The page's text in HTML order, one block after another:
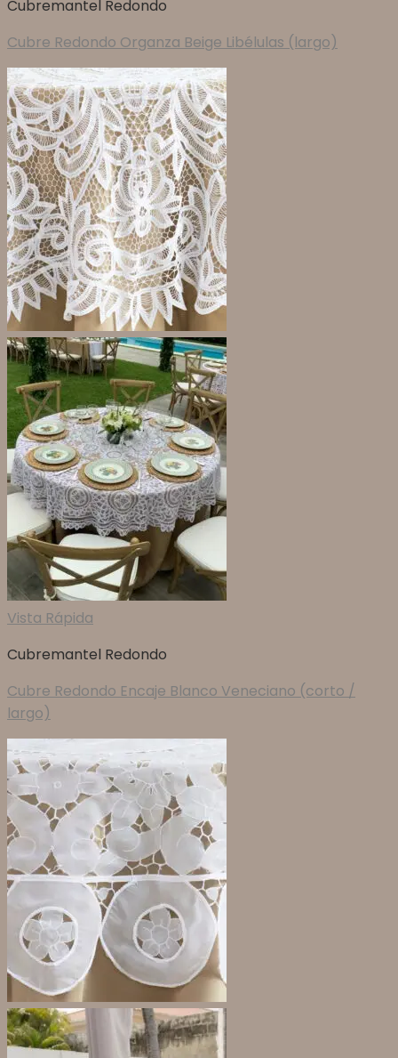
Cubremantel Redondo
Cubre Redondo Organza Beige Libélulas (largo)
Vista Rápida
Cubremantel Redondo
Cubre Redondo Encaje Blanco Veneciano (corto /
largo)